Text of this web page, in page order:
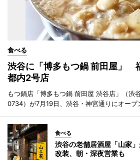
食べる
渋谷に「博多もつ鍋 前田屋」
都内2号店
もつ鍋店「博多もつ鍋 前田屋 渋谷店」（渋
0734）が7月19日、渋谷・神宮通りにオープ
食べる
渋谷の老舗居酒屋「山家
改装、朝・深夜営業も